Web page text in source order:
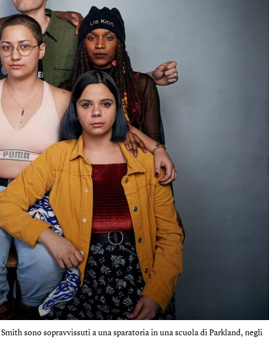
sono sopravvissuti a una sparatoria in una scuola di Parkland, negli